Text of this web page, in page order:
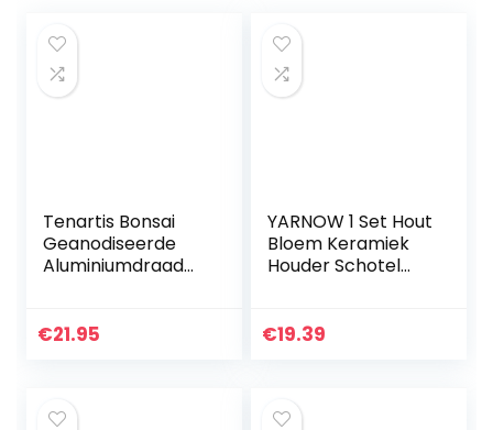
Tenartis Bonsai
Geanodiseerde
Aluminiumdraad
Gemaakt in Japan
€21.95
YARNOW 1 Set Hout
Bloem Keramiek
Houder Schotel
En Houten Xmas
€19.39